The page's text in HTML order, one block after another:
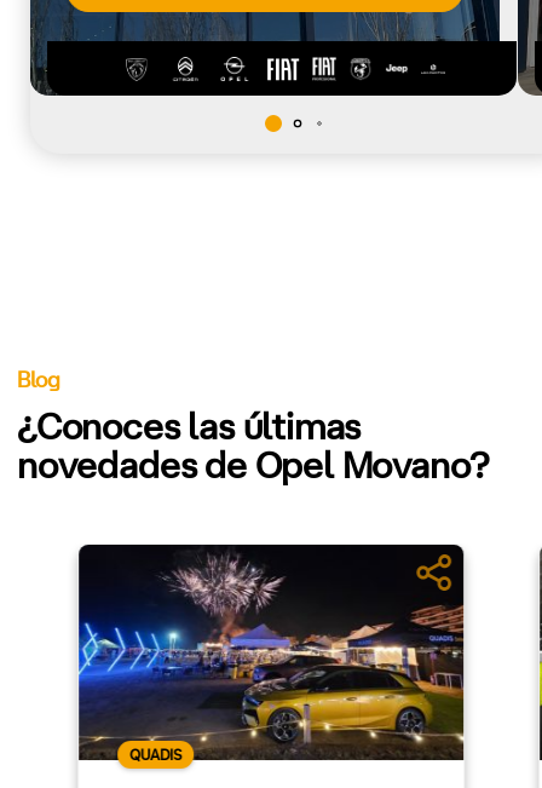
Blog
¿Conoces las últimas
novedades de Opel Movano?
QUADIS